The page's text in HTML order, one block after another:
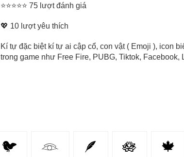
⭐⭐⭐⭐⭐ 75 lượt đánh giá
💖 10 lượt yêu thích
Kí tự đặc biệt kí tự ai cập cổ, con vật ( Emoji ), icon
trong game như Free Fire, PUBG, Tiktok, Facebook,
🐦 𓁻 🪶 🪷 🍁